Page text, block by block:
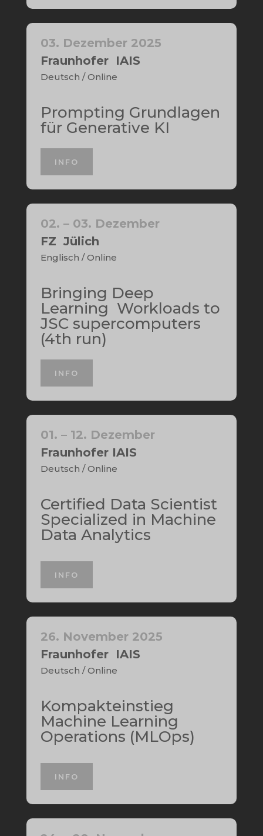
03. Dezember 2025
Fraunhofer IAIS
Deutsch / Online
Prompting Grundlagen
für Generative KI
INFO
02. – 03. Dezember
FZ Jülich
Englisch / Online
Bringing Deep
Learning Workloads to
JSC supercomputers
(4th run)
INFO
01. – 12. Dezember
Fraunhofer IAIS
Deutsch / Online
Certified Data Scientist
Specialized in Machine
Data Analytics
INFO
26. November 2025
Fraunhofer IAIS
Deutsch / Online
Kompakteinstieg
Machine Learning
Operations (MLOps)
INFO